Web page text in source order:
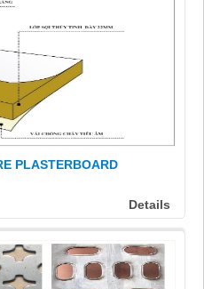
PLASTERBOARD
Details